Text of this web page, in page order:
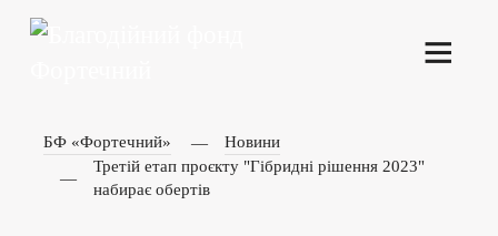
БФ «Фортечний»
Новини
Третій етап проєкту "Гібридні рішення 2023"
набирає обертів